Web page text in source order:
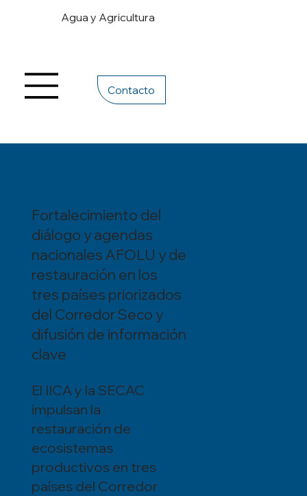
Agua y Agricultura
Contacto
Fortalecimiento del
diálogo y agendas
nacionales AFOLU y de
restauración en los
tres países priorizados
del Corredor Seco y
difusión de información
clave
El IICA y la SECAC
impulsan la
restauración de
ecosistemas
productivos en tres
países del Corredor